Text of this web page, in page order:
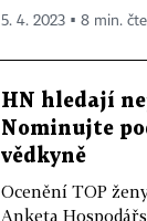
5. 4. 2023 ▪ 8 min.
HN hledají
Nominujte
vědkyně
Ocenění TOP
Anketa